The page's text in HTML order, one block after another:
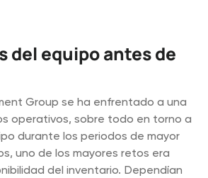
del equipo antes de
Group se ha enfrentado a una
operativos, sobre todo en torno a
durante los periodos de mayor
uno de los mayores retos era
del inventario. Dependían